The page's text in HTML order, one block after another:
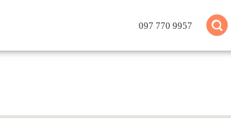
097 770 9957